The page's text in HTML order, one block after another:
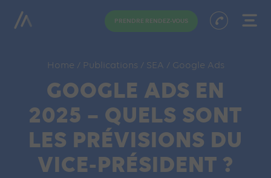
PRENDRE RENDEZ-VOUS
Home / Publications / SEA / Google Ads
GOOGLE ADS EN
2025 – QUELS SONT
LES PRÉVISIONS DU
VICE-PRÉSIDENT ?